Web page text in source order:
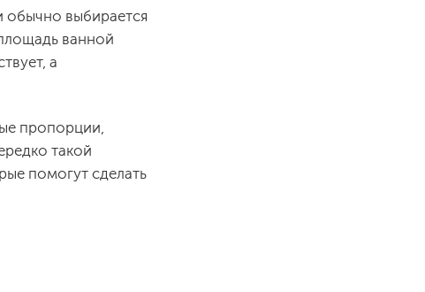
обычно выбирается
ванной
а
пропорции,
такой
помогут сделать